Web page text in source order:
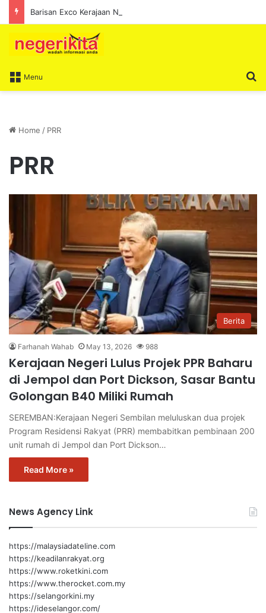
Menu
Home / PRR
PRR
Berita
Farhanah Wahab May 13, 2026 988
Kerajaan Negeri Lulus Projek PPR Baharu
di Jempol dan Port Dickson, Sasar Bantu
Golongan B40 Miliki Rumah
SEREMBAN:Kerajaan Negeri Sembilan meluluskan dua projek
Program Residensi Rakyat (PRR) membabitkan pembinaan 200
unit rumah di Jempol dan Port Dickson…
Read More »
News Agency Link
https://malaysiadateline.com
https://keadilanrakyat.org
https://www.roketkini.com
https://www.therocket.com.my
https://selangorkini.my
https://ideselangor.com/